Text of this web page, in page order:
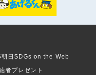
朝日SDGs on the Web
者プレゼント